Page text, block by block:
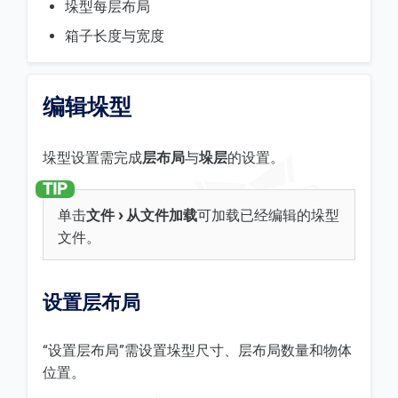
垛型每层布局
箱子长度与宽度
编辑垛型
垛型设置需完成层布局与垛层的设置。
单击文件 从文件加载可加载已经编辑的垛型
文件。
设置层布局
“设置层布局”需设置垛型尺寸、层布局数量和物体
位置。